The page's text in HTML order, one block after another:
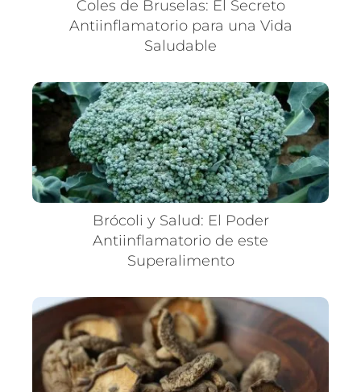
Coles de Bruselas: El Secreto
Antiinflamatorio para una Vida
Saludable
Brócoli y Salud: El Poder
Antiinflamatorio de este
Superalimento